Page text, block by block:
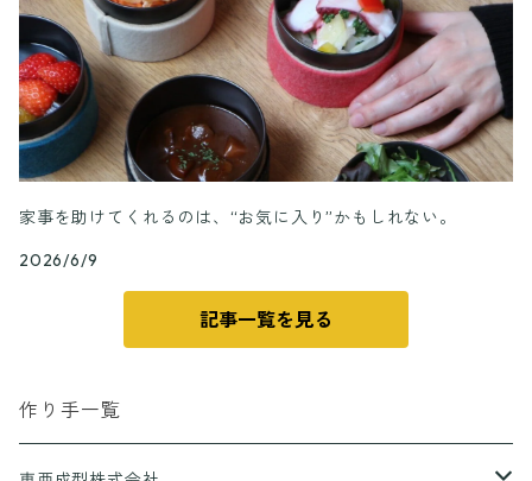
家事を助けてくれるのは、“お気に入り”かもしれない。
2026/6/9
記事一覧を見る
作り手一覧